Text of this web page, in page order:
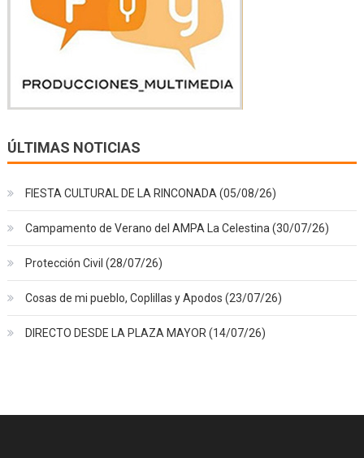
ÚLTIMAS NOTICIAS
FIESTA CULTURAL DE LA RINCONADA (05/08/26)
Campamento de Verano del AMPA La Celestina (30/07/26)
Protección Civil (28/07/26)
Cosas de mi pueblo, Coplillas y Apodos (23/07/26)
DIRECTO DESDE LA PLAZA MAYOR (14/07/26)